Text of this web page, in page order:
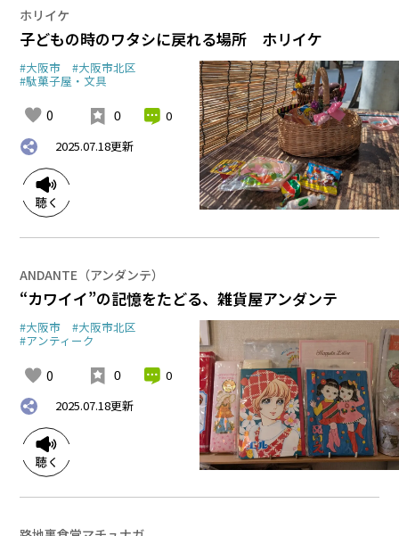
ホリイケ
子どもの時のワタシに戻れる場所 ホリイケ
#大阪市 #大阪市北区
#駄菓子屋・文具
0 0
0
2025.07.18更新
ANDANTE（アンダンテ）
“カワイイ”の記憶をたどる、雑貨屋アンダンテ
#大阪市 #大阪市北区
#アンティーク
0 0
0
2025.07.18更新